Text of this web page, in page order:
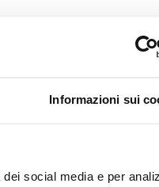
Informazioni sui
social media e per